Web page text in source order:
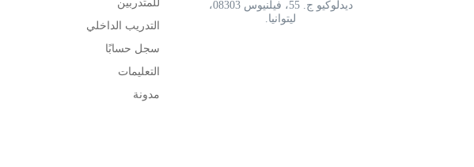
ديدلوكيو ج. 55، فيلنيوس 08303،
ليتوانيا.
للمتدربين
التدريب الداخلي
سجل حسابًا
التعليمات
مدونة